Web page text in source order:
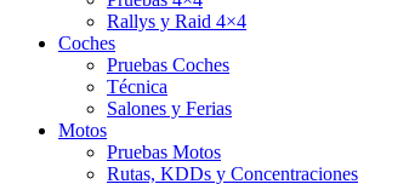
Rallys y Raid 4×4
Coches
Pruebas Coches
Técnica
Salones y Ferias
Motos
Pruebas Motos
Rutas, KDDs y Concentraciones